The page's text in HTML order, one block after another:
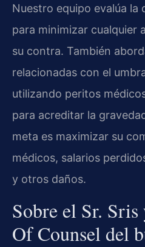
Nuestro equipo evalúa la
para minimizar cualquier
su contra. También
relacionadas con el
utilizando peritos
para acreditar la
meta es maximizar su
médicos, salarios
y otros daños.
Sobre el Sr.
Of Counsel del